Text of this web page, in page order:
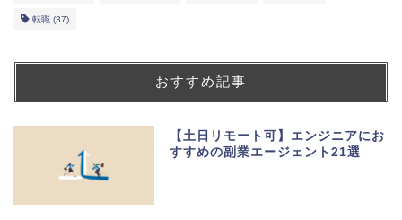
転職 (37)
おすすめ記事
【土日リモート可】エンジニアにお
すすめの副業エージェント21選